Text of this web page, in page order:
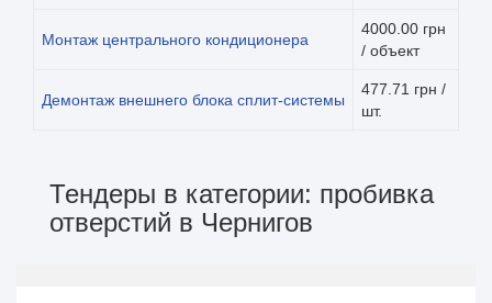
Монтаж центрального кондиционера
4000.00 грн
/ объект
Демонтаж внешнего блока сплит-системы
477.71 грн /
шт.
Тендеры в категории: пробивка
отверстий в Чернигов